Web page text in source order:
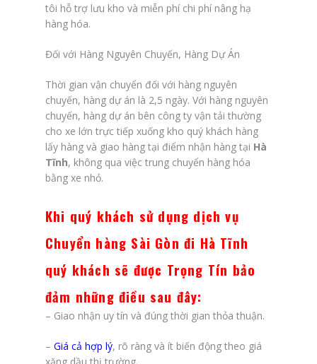
tôi hỗ trợ lưu kho và miễn phí chi phí nâng hạ
hàng hóa.
Đối với Hàng Nguyên Chuyến, Hàng Dự Án
Thời gian vận chuyển đối với hàng nguyên
chuyến, hàng dự án là 2,5 ngày. Với hàng nguyên
chuyến, hàng dự án bên công ty vận tải thường
cho xe lớn trực tiếp xuống kho quý khách hàng
lấy hàng và giao hàng tại điểm nhận hàng tại Hà
Tĩnh, không qua việc trung chuyển hàng hóa
bằng xe nhỏ.
Khi quý khách sử dụng dịch vụ
Chuyển hàng Sài Gòn đi Hà Tĩnh
quý khách sẽ được Trọng Tín bảo
đảm những điều sau đây:
– Giao nhận uy tín và đúng thời gian thỏa thuận.
– Giá cả hợp lý, rõ ràng và ít biến động theo giá
xăng dầu thị trường.